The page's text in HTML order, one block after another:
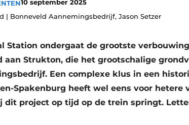
10 september 2025
| Bonneveld Aannemingsbedrijf, Jason Setzer
Station ondergaat de grootste
aan Strukton, die het grootschalige
Een complexe klus in een
Spakenburg heeft wel eens voor hetere
dit project op tijd op de trein springt.